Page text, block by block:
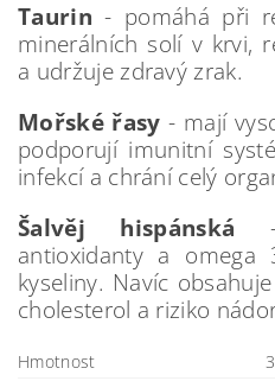
Taurin - pomáhá při
minerálních solí v krvi,
a udržuje zdravý zrak.
Mořské řasy - mají
podporují imunitní
infekcí a chrání celý
Šalvěj hispánská -
antioxidanty a omega
kyseliny. Navíc
cholesterol a riziko
Hmotnost